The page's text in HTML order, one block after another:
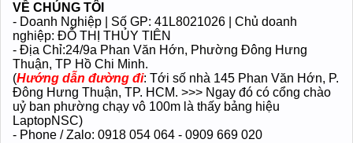
VỀ CHÚNG TÔI
- Doanh Nghiệp | Số GP: 41L8021026 | Chủ doanh
nghiệp: ĐỖ THỊ THỦY TIÊN
- Địa Chỉ:24/9a Phan Văn Hớn, Phường Đông Hưng
Thuận, TP Hồ Chi Minh.
(Hướng dẫn đường đi: Tới số nhà 145 Phan Văn Hớn, P.
Đông Hưng Thuận, TP. HCM. >>> Ngay đó có cổng chào
uỷ ban phường chạy vô 100m là thấy bảng hiệu
LaptopNSC)
- Phone / Zalo: 0918 054 064 - 0909 669 020